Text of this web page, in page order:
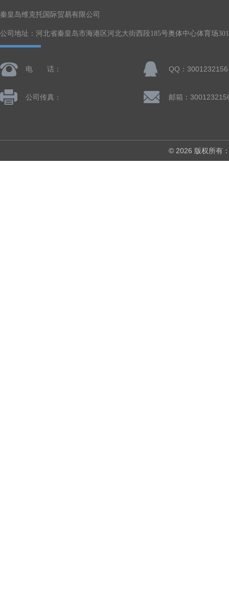
秦皇岛维克托国际贸易有限公司
公司地址：河北省秦皇岛市海港区河北大街西段185号奥体中心体育场
电 话： QQ：3001232156
公司传真： 邮箱：
© 2026 版权所有